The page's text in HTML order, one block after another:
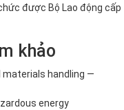
được Bộ Lao động cấp
khảo
materials handling —
energy